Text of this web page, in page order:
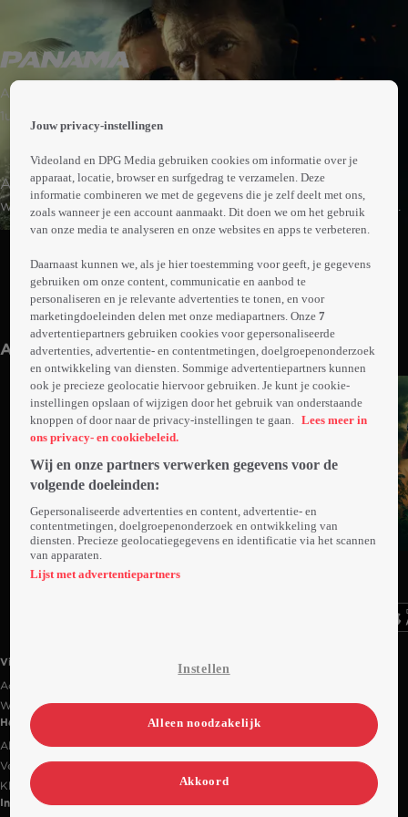
Actie | Thriller
1uur30min
Als ex-marinier James Becker wordt ingehuurd om een
wapendeal af te ronden in Panama, raakt hij betrokken
bij een inval van het Amerikaanse leger. Te midden van
koste wat het kost, staande zien te houden. Desnoods
met geweld.
Abonneren op Videoland
Meer
info
Anderen kijken ook
Ga
naar
Trailer
Videoland
Actiecode
Werken bij RTL
Handige links
Alle films & series
Veelgestelde vragen
Klantenservice
Informatie
Jouw privacy-instellingen
Videoland en DPG Media gebruiken cookies om informatie over je
apparaat, locatie, browser en surfgedrag te verzamelen. Deze
informatie combineren we met de gegevens die je zelf deelt met ons,
zoals wanneer je een account aanmaakt. Dit doen we om het gebruik
van onze media te analyseren en onze websites en apps te verbeteren.
Daarnaast kunnen we, als je hier toestemming voor geeft, je gegevens
gebruiken om onze content, communicatie en aanbod te
personaliseren en je relevante advertenties te tonen, en voor
marketingdoeleinden delen met onze mediapartners. Onze7
advertentiepartners gebruiken cookies voor gepersonaliseerde
advertenties, advertentie- en contentmetingen, doelgroepenonderzoek
en ontwikkeling van diensten. Sommige advertentiepartners kunnen
ook je precieze geolocatie hiervoor gebruiken. Je kunt je cookie-
instellingen opslaan of wijzigen door het gebruik van onderstaande
knoppen of door naar de privacy-instellingen te gaan.
Lees meer in
ons privacy- en cookiebeleid.
Wij en onze partners verwerken gegevens voor de
volgende doeleinden:
Gepersonaliseerde advertenties en content, advertentie- en
contentmetingen, doelgroepenonderzoek en ontwikkeling van
diensten. Precieze geolocatiegegevens en identificatie via het scannen
van apparaten.
Lijst met advertentiepartners
Instellen
Alleen noodzakelijk
Akkoord